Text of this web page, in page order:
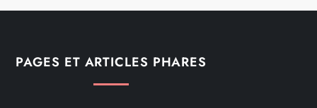
PAGES ET ARTICLES PHARES